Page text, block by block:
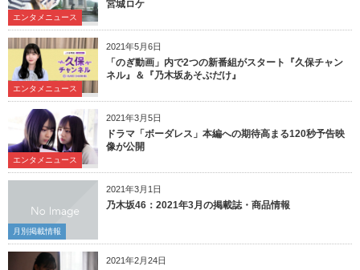
エンタメニュース
宮城ロケ
2021年5月6日
エンタメニュース
「のぎ動画」内で2つの新番組がスタート『久保チャン
ネル』＆『乃木坂あそぶだけ』
2021年3月5日
エンタメニュース
ドラマ「ボーダレス」本編への期待高まる120秒予告映
像が公開
2021年3月1日
月別掲載情報
乃木坂46：2021年3月の掲載誌・商品情報
2021年2月24日